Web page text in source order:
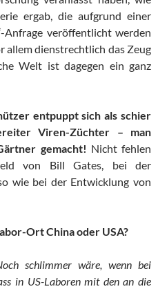
ergab, die aufgrund einer
Anfrage veröffentlicht werden
allem dienstrechtlich das Zeug
Welt ist dagegen ein ganz
entpuppt sich als schier
Viren-Züchter – man
gemacht! Nicht fehlen
von Bill Gates, bei der
wie bei der Entwicklung von
Ort China oder USA?
schlimmer wäre, wenn bei
in US-Laboren mit den an die